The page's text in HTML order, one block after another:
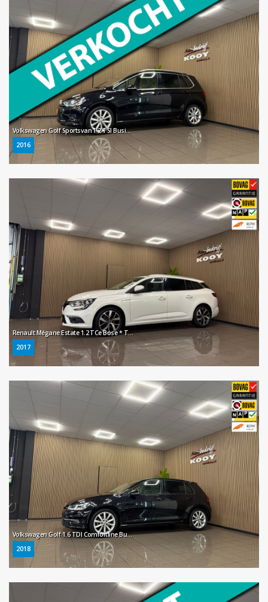
Volkswagen Golf Sportsvan 1.2 TSI Business Edition * Automaat / 1e Eig / Dealer onderhouden / Trekhaak / NL Auto *
2016
Renault Mégane Estate 1.2 TCe Bose * Trekhaak / Navigatie / Camera / Parkeersensoren / NL Auto *
2017
Volkswagen Golf 1.6 TDI Comfortline Business * Automaat / Navigatie / Cruise control / LM Velgen / NL Auto *
2018